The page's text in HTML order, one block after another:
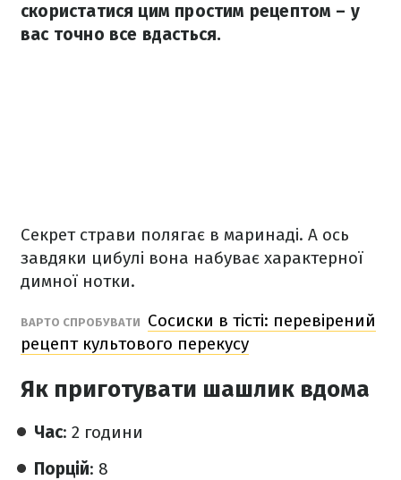
скористатися цим простим рецептом – у
вас точно все вдасться.
Секрет страви полягає в маринаді. А ось
завдяки цибулі вона набуває характерної
димної нотки.
ВАРТО СПРОБУВАТИ
Сосиски в тісті: перевірений
рецепт культового перекусу
Як приготувати шашлик вдома
Час: 2 години
Порцій: 8